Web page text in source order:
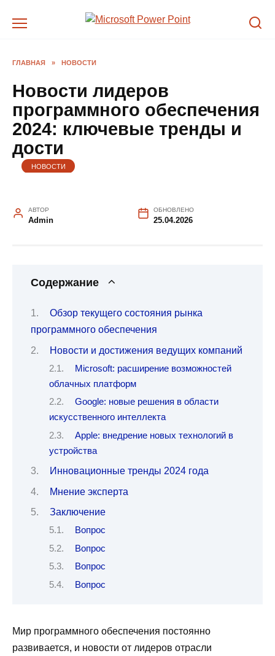
ГЛАВНАЯ » НОВОСТИ
Новости лидеров
программного обеспечения
2024: ключевые тренды и
дости
НОВОСТИ
АВТОР
Admin
ОБНОВЛЕНО
25.04.2026
Содержание
Обзор текущего состояния рынка
программного обеспечения
Новости и достижения ведущих компаний
Microsoft: расширение возможностей
облачных платформ
Google: новые решения в области
искусственного интеллекта
Apple: внедрение новых технологий в
устройства
Инновационные тренды 2024 года
Мнение эксперта
Заключение
Вопрос
Вопрос
Вопрос
Вопрос
Мир программного обеспечения постоянно
развивается, и новости от лидеров отрасли